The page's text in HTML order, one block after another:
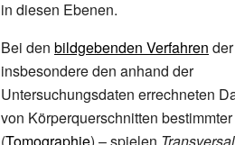
in diesen Ebenen.
Bei den bildgebenden Verfahren der
insbesondere den anhand der
Untersuchungsdaten errechneten
von Körperquerschnitten